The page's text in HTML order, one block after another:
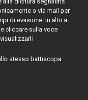
o via mail per
di evasione. In alto a
cliccare sulla voce
stesso battiscopa